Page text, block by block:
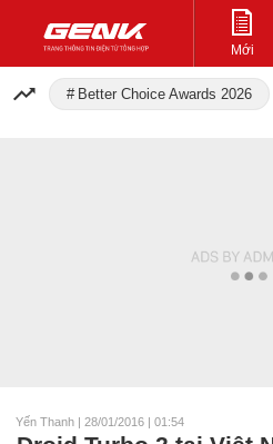
Mới
Better Choice Awards 2026
Yến Thanh | 28/01/2016 | 01:54